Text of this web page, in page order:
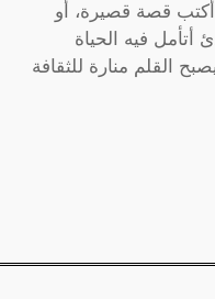
أكتب قصة قصيرة، أو
فيه الحياة
القلم منارة للثقافة